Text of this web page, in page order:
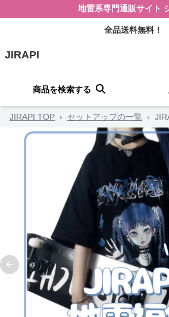
地雷系専門通販サイト
全品送料無料！
JIRAPI
商品を検索する
JIRAPI TOP › セットアップの一覧 ›
Previous slide